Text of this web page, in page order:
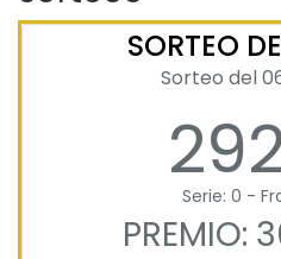
SORTEO
Sorteo del
Serie: 0 -
PREMIO: